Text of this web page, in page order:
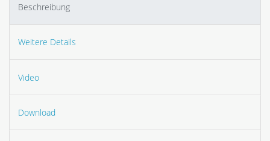
Beschreibung
Weitere Details
Video
Download